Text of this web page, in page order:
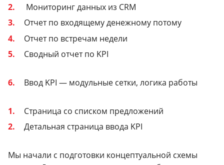
Мониторинг данных из CRM
Отчет по входящему денежному потому
Отчет по встречам недели
Сводный отчет по KPI
Ввод KPI — модульные сетки, логика работы
Страница со списком предложений
Детальная страница ввода KPI
Мы начали с подготовки концептуальной схемы